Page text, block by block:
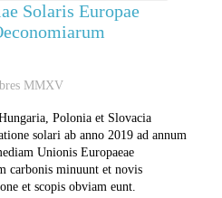
Solaris Europae
MMXV
Polonia et Slovacia
solari ab anno 2019 ad annum
Unionis Europaeae
carbonis minuunt et novis
et scopis obviam eunt.